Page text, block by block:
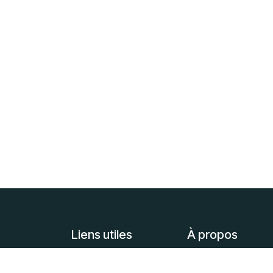
Liens utiles À propos